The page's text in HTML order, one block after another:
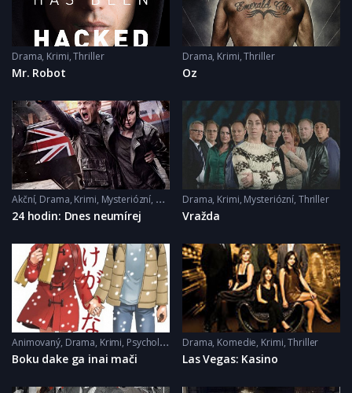
Drama, Krimi,Thriller
Mr. Robot
Drama, Krimi,Thriller
Oz
Akční, Drama, Krimi, Mysteriózní, Thriller
24 hodin: Dnes neumírej
Drama, Krimi, Mysteriózní, Thriller
Vražda
Animovaný, Drama, Krimi, Psychologický ,Thriller
Boku dake ga inai mači
Drama, Komedie, Krimi,Thriller
Las Vegas: Kasino